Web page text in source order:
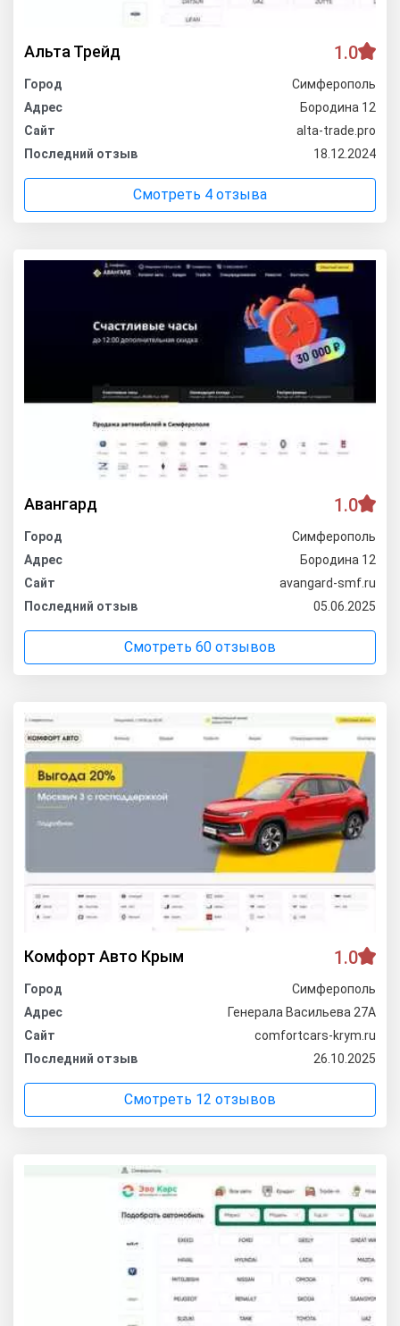
Альта Трейд 1.0
Город
Симферополь
Адрес
Бородина 12
Сайт
alta-trade.pro
Последний отзыв
18.12.2024
Смотреть 4 отзыва
Авангард 1.0
Город
Симферополь
Адрес
Бородина 12
Сайт
avangard-smf.ru
Последний отзыв
05.06.2025
Смотреть 60 отзывов
Комфорт Авто Крым 1.0
Город
Симферополь
Адрес
Генерала Васильева 27А
Сайт
comfortcars-krym.ru
Последний отзыв
26.10.2025
Смотреть 12 отзывов